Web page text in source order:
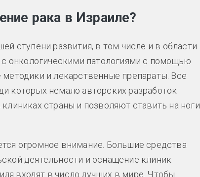
рака в Израиле?
ступени развития, в том числе и в области
с онкологическими патологиями с помощью
и лекарственные препараты. Все
которых немало авторских разработок
страны и позволяют ставить на ноги
огромное внимание. Большие средства
деятельности и оснащение клиник
входят в число лучших в мире. Чтобы